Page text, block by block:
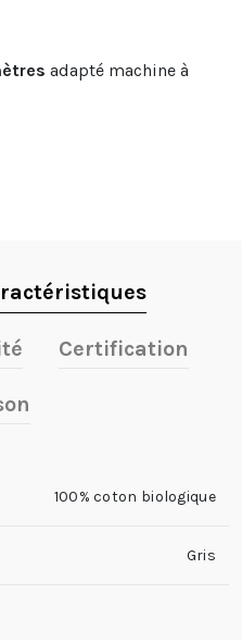
adapté machine à
Certification
100% coton biologique
Gris